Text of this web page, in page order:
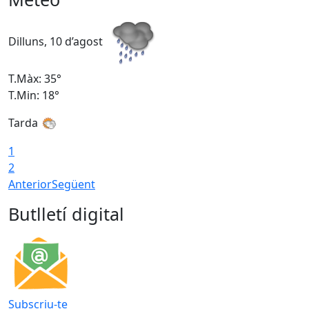
Dilluns, 10 d’agost
T.Màx: 35°
T.Min: 18°
Tarda
1
2
AnteriorSegüent
Butlletí digital
Subscriu-te